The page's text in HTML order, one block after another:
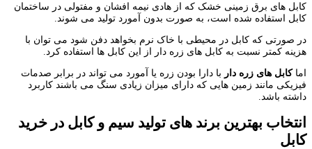
کابل های برق زمینی خشک که از هادی نیمه افشان و مفتولی در ساختمان
کابل استفاده شده است، به صورت بدون آمورد تولید می شوند.
در صورتی که کابل در محیطی با خاک نرم بخواهد دفن شود می توان با
هزینه کمتر نسبت به کابل های زره دار از این کابل ها استفاده کرد.
اماکابل های زره دار با دارا بودن زره یا آمورد می تواند در برابر صدمات
فیزیکی مانند زمین هایی که دارای میزان زیادی سنگ می باشند کاربرد
داشته باشد.
انتخاب بهترین برند های تولید سیم و کابل در خرید
کابل